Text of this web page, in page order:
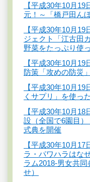
【平成30年10月
元！～「橋戸田ん
【平成30年10月
ジェクト「江古田
野菜をたっぷり使
【平成30年10月
防策「攻めの防災
【平成30年10月
くサプリ」を使っ
【平成30年10月
設（全国で6園目
式典を開催
【平成30年10月
ラ・パワハラはな
ラム2018-男女共
せ）